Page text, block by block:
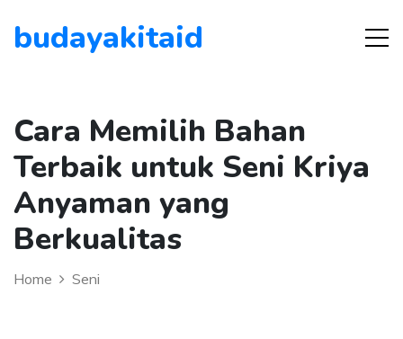
budayakitaid
Cara Memilih Bahan
Terbaik untuk Seni Kriya
Anyaman yang
Berkualitas
Home Seni